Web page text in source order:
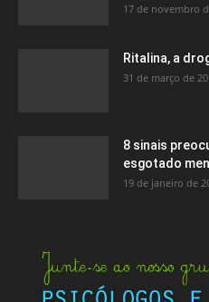
17 de novembro
Ritalina, a
31 de março de
8 sinais
esgotado
19 de janeiro de